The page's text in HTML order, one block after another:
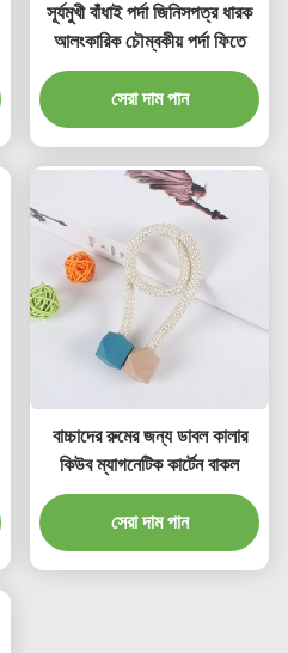
সূর্যমুখী বাঁধাই পর্দা জিনিসপত্র ধারক
আলংকারিক চৌম্বকীয় পর্দা ফিতে
সেরা দাম পান
বাচ্চাদের রুমের জন্য ডাবল কালার
কিউব ম্যাগনেটিক কার্টেন বাকল
সেরা দাম পান